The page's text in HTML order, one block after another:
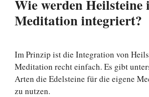
Wie werden Heilsteine
Meditation integriert?
Im Prinzip ist die Integration von
Meditation recht einfach. Es gibt
Arten die Edelsteine für die eigene
zu nutzen.